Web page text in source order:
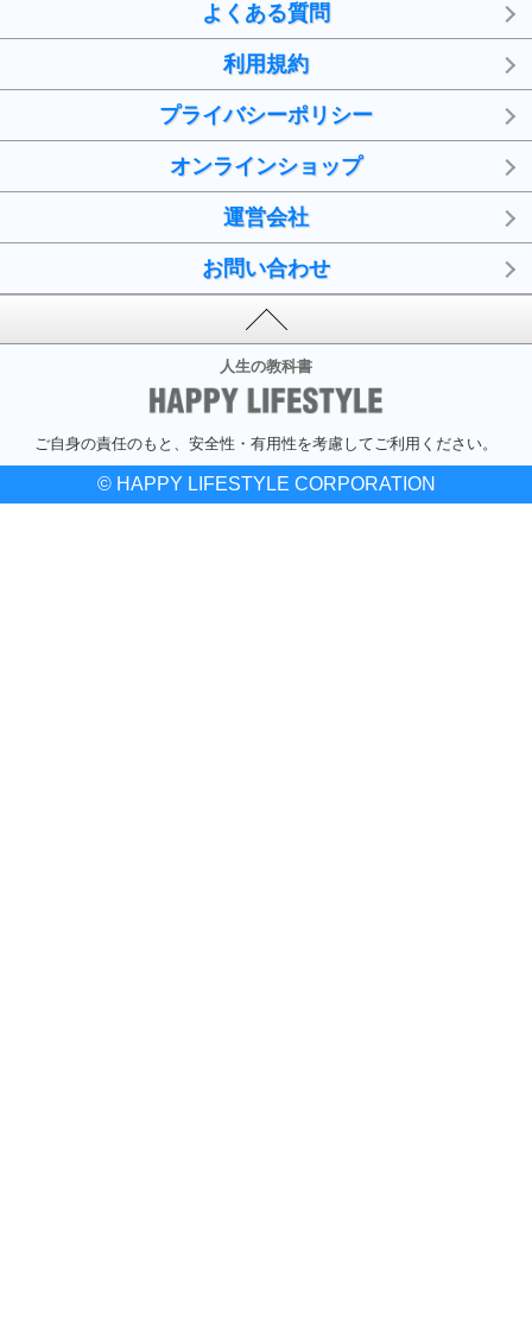
よくある質問
利用規約
プライバシーポリシー
オンラインショップ
運営会社
お問い合わせ
人生の教科書
ご自身の責任のもと、安全性・有用性を考慮してご利用ください。
© HAPPY LIFESTYLE CORPORATION